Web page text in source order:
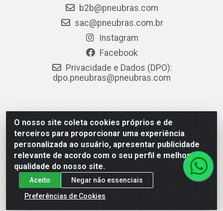
O nosso site coleta cookies próprios e de
terceiros para proporcionar uma experiência
personalizada ao usuário, apresentar publicidade
relevante de acordo com o seu perfil e melhorar a
qualidade do nosso site.
Aceito
Negar não essenciais
Preferências de Cookies
b2b@pneubras.com
sac@pneubras.com.br
Instagram
Facebook
Privacidade e Dados (DPO):
dpo.pneubras@pneubras.com
PneuBras - Rodovia BR-101, KM 82 - Prazeres,
Jaboatão dos Guararapes/PE - CEP 54.335-000 - CNPJ
08.678.386/0001-05 - Pneubras Comércio de Pneus
Ltda